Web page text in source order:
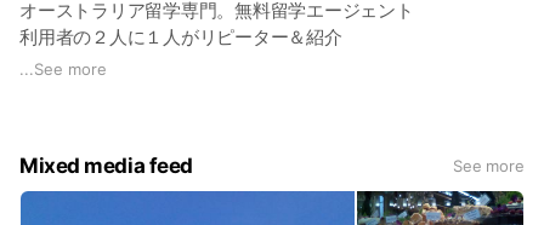
オーストラリア留学専門。無料留学エージェント
利用者の２人に１人がリピーター＆紹介
「また利用したい」「誰かに紹介したいと思うサポートを」
...See more
Mixed media feed See more